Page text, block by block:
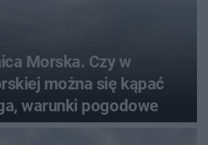
Morska. Czy w
można się kąpać
warunki pogodowe